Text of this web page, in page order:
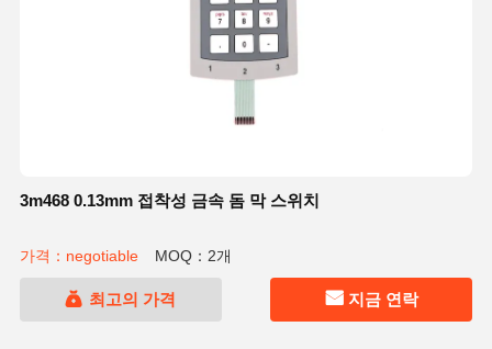
3m468 0.13mm 접착성 금속 돔 막 스위치
가격：negotiable MOQ：2개
최고의 가격 지금 연락